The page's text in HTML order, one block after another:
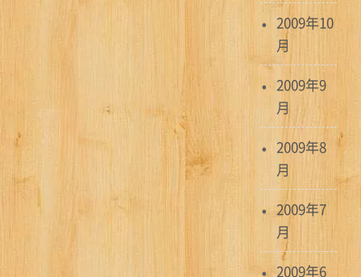
2009年10
月
2009年9
月
2009年8
月
2009年7
月
2009年6